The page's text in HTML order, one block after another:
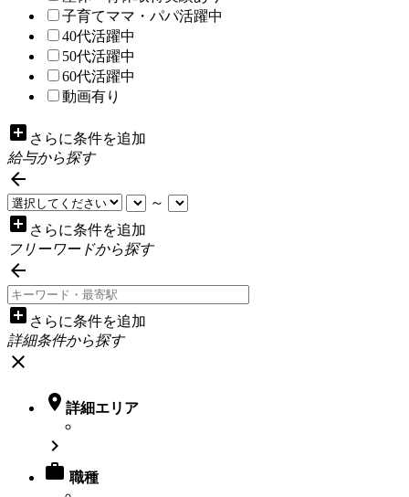
子育てママ・パパ活躍中
40代活躍中
50代活躍中
60代活躍中
動画有り
add_box さらに条件を追加
給与から探す

～
add_box さらに条件を追加
フリーワードから探す

add_box さらに条件を追加
詳細条件から探す
close
 詳細エリア

 職種